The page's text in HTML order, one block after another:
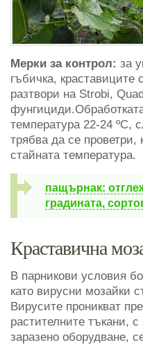
Мерки за контрол: за
гъбичка, краставиците
разтвори на Strobi,
температура 22-24 ºC,
трябва да се проветри,
стайната температура.
пащърнак:
градината,
Краставична
В парникови условия
като вирусни мозайки
Вирусите проникват
растителните тъкани,
заразено оборудване,